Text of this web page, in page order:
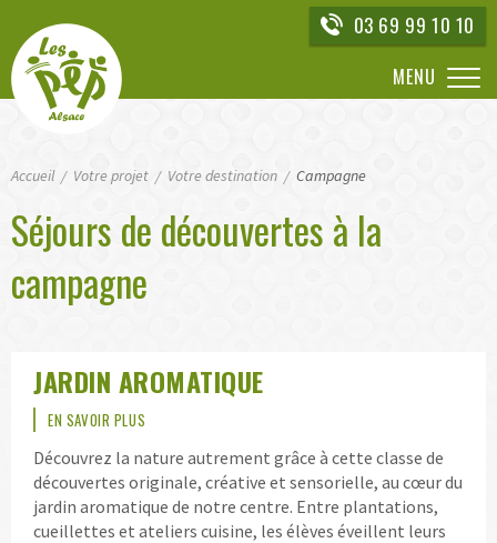
directement
à
navigation
directement
contenu
03 69 99 10 10
MENU
Accueil Votre projet Votre destination Campagne
Séjours de découvertes à la
campagne
JARDIN AROMATIQUE
EN SAVOIR PLUS
Découvrez la nature autrement grâce à cette classe de
découvertes originale, créative et sensorielle, au cœur du
jardin aromatique de notre centre. Entre plantations,
cueillettes et ateliers cuisine, les élèves éveillent leurs